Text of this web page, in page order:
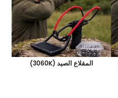
المقلاع الصيد (3060K)